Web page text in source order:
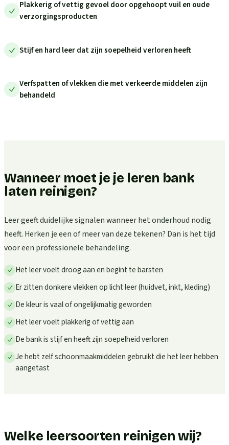
Plakkerig of vettig gevoel door opgehoopt vuil en oude
verzorgingsproducten
Stijf en hard leer dat zijn soepelheid verloren heeft
Verfspatten of vlekken die met verkeerde middelen zijn
behandeld
Wanneer moet je je leren bank
laten reinigen?
Leer geeft duidelijke signalen wanneer het onderhoud nodig
heeft. Herken je een of meer van deze tekenen? Dan is het tijd
voor een professionele behandeling.
Het leer voelt droog aan en begint te barsten
Er zitten donkere vlekken op licht leer (huidvet, inkt, kleding)
De kleur is vaal of ongelijkmatig geworden
Het leer voelt plakkerig of vettig aan
De bank is stijf en heeft zijn soepelheid verloren
Je hebt zelf schoonmaakmiddelen gebruikt die het leer hebben
aangetast
Welke leersoorten reinigen wij?